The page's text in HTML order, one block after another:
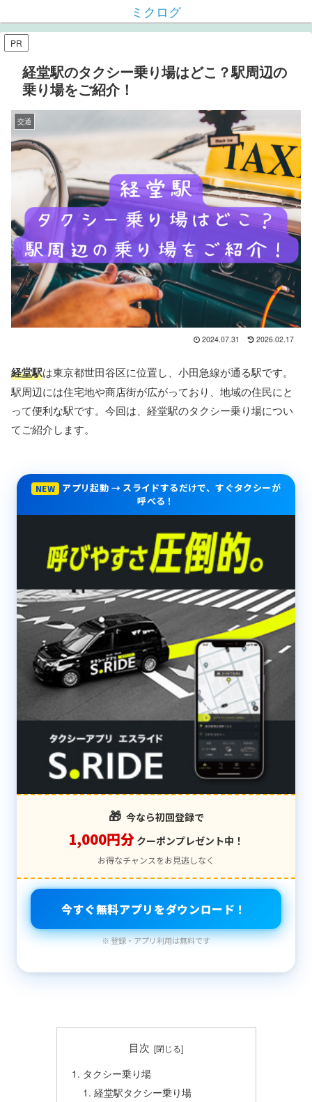
ミクログ
PR
経堂駅のタクシー乗り場はどこ？駅周辺の
乗り場をご紹介！
交通
2024.07.31 2026.02.17
経堂駅は東京都世田谷区に位置し、小田急線が通る駅です。
駅周辺には住宅地や商店街が広がっており、地域の住民にと
って便利な駅です。今回は、経堂駅のタクシー乗り場につい
てご紹介します。
NEW
アプリ起動 → スライドするだけで、すぐタクシーが
呼べる！
🎁 今なら初回登録で
1,000円分 クーポンプレゼント中！
お得なチャンスをお見逃しなく
今すぐ無料アプリをダウンロード！
※ 登録・アプリ利用は無料です
目次
タクシー乗り場
経堂駅タクシー乗り場